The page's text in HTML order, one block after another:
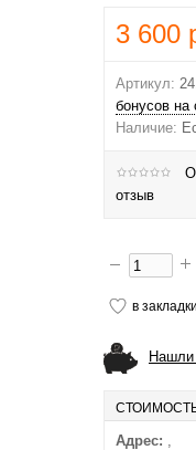
3 600
Артикул:
бонусов на
Наличие:
отзыв
в закладки
Адрес: ,